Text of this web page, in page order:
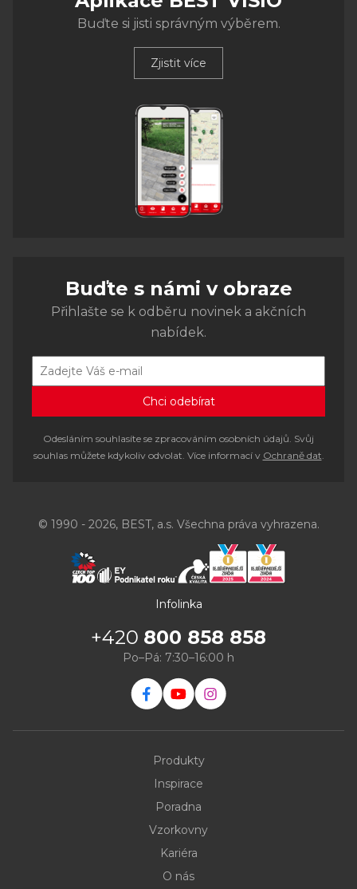
Buďte si jisti správným výběrem.
Zjistit více
Buďte s námi v obraze
Přihlašte se k odběru novinek a akčních
nabídek.
Odesláním souhlasíte se zpracováním osobních údajů. Svůj
souhlas můžete kdykoliv odvolat. Více informací v Ochraně dat.
© 1990 - 2026, BEST, a.s. Všechna práva vyhrazena.
Infolinka
+420 800 858 858
Po–Pá: 7:30–16:00 h
Produkty
Inspirace
Poradna
Vzorkovny
Kariéra
O nás